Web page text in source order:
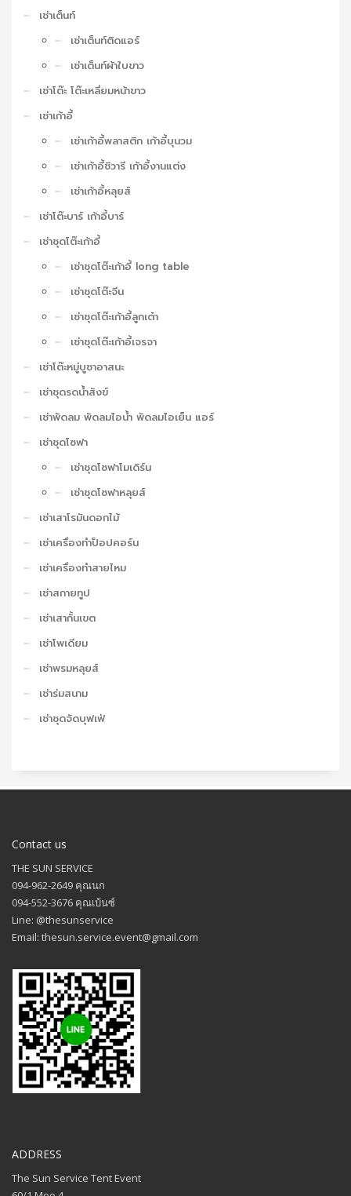
เช่าเต็นท์
เช่าเต็นท์ติดแอร์
เช่าเต็นท์ผ้าใบขาว
เช่าโต๊ะ โต๊ะเหลี่ยมหน้าขาว
เช่าเก้าอี้
เช่าเก้าอี้พลาสติก เก้าอี้บุนวม
เช่าเก้าอี้ชิวารี เก้าอี้งานแต่ง
เช่าเก้าอี้หลุยส์
เช่าโต๊ะบาร์ เก้าอี้บาร์
เช่าชุดโต๊ะเก้าอี้
เช่าชุดโต๊ะเก้าอี้ long table
เช่าชุดโต๊ะจีน
เช่าชุดโต๊ะเก้าอี้ลูกเต๋า
เช่าชุดโต๊ะเก้าอี้เจรจา
เช่าโต๊ะหมู่บูชาอาสนะ
เช่าชุดรดน้ำสังข์
เช่าพัดลม พัดลมไอน้ำ พัดลมไอเย็น แอร์
เช่าชุดโซฟา
เช่าชุดโซฟาโมเดิร์น
เช่าชุดโซฟาหลุยส์
เช่าเสาโรมันดอกไม้
เช่าเครื่องทำป็อปคอร์น
เช่าเครื่องทำสายไหม
เช่าสกายทูป
เช่าเสากั้นเขต
เช่าโพเดียม
เช่าพรมหลุยส์
เช่าร่มสนาม
เช่าชุดจัดบุฟเฟ่
Contact us
THE SUN SERVICE
094-962-2649 คุณนก
094-552-3676 คุณเบ้นซ์
Line: @thesunservice
Email: thesun.service.event@gmail.com
ADDRESS
The Sun Service Tent Event